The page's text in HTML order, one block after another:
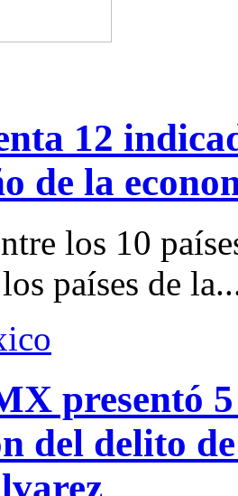
12
de la
los 10
países de
presentó
del delito